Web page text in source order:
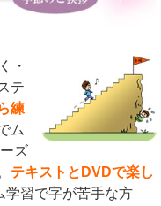
・
テ
練
ム
ズ
テキストとDVDで楽し
学習で字が苦手な方